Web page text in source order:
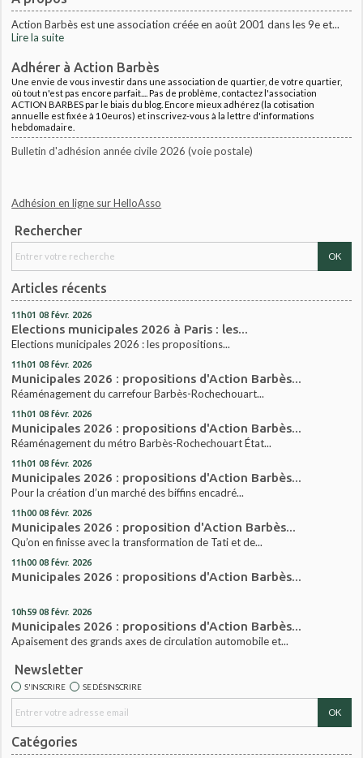
Action Barbès est une association créée en août 2001 dans les 9e et...
Lire la suite
Adhérer à Action Barbès
Une envie de vous investir dans une association de quartier, de votre quartier,
où tout n'est pas encore parfait.... Pas de problème, contactez l'association
ACTION BARBES par le biais du blog. Encore mieux adhérez (la cotisation
annuelle est fixée à 10euros) et inscrivez-vous à la lettre d'informations
hebdomadaire.
Bulletin d'adhésion année civile 2026 (voie postale)
Adhésion en ligne sur HelloAsso
Rechercher
Articles récents
11h01 08 févr. 2026
Elections municipales 2026 à Paris : les...
Elections municipales 2026 : les propositions...
11h01 08 févr. 2026
Municipales 2026 : propositions d'Action Barbès...
Réaménagement du carrefour Barbès-Rochechouart...
11h01 08 févr. 2026
Municipales 2026 : propositions d'Action Barbès...
Réaménagement du métro Barbès-Rochechouart État...
11h01 08 févr. 2026
Municipales 2026 : propositions d'Action Barbès...
Pour la création d’un marché des biffins encadré...
11h00 08 févr. 2026
Municipales 2026 : proposition d'Action Barbès...
Qu’on en finisse avec la transformation de Tati et de...
11h00 08 févr. 2026
Municipales 2026 : propositions d'Action Barbès...
10h59 08 févr. 2026
Municipales 2026 : propositions d'Action Barbès...
Apaisement des grands axes de circulation automobile et...
Newsletter
S'INSCRIRE SE DÉSINSCRIRE
Catégories